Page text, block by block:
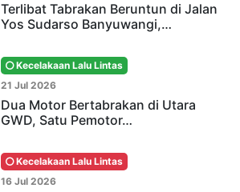
Terlibat Tabrakan Beruntun di Jalan
Yos Sudarso Banyuwangi,…
Kecelakaan Lalu Lintas
21 Jul 2026
Dua Motor Bertabrakan di Utara
GWD, Satu Pemotor…
Kecelakaan Lalu Lintas
16 Jul 2026